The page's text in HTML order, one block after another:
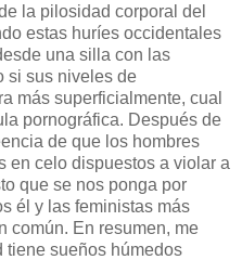
la pilosidad corporal del
estas huríes occidentales
una silla con las
si sus niveles de
más superficialmente, cual
pornográfica. Después de
de que los hombres
en celo dispuestos a violar a
que se nos ponga por
él y las feministas más
común. En resumen, me
tiene sueños húmedos